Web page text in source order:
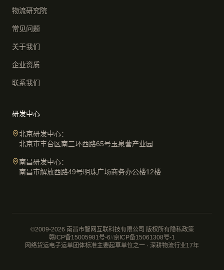
物流研究院
常见问题
关于我们
企业资质
联系我们
研发中心
北京研发中心：
北京市丰台区南三环西路65号玉泉营产业园
南昌研发中心：
南昌市解放西路49号明珠广场商务办公楼12楼
©2009-2026 南昌市智网互联科技有限公司 版权所有隐私政策
赣ICP备15005981号-6//京ICP备15061308号-1
网络货运电子运单团体标准主要起草单位之一 · 深耕物流行业17年